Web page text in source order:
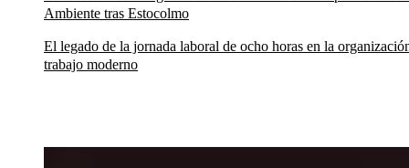
Ambiente tras Estocolmo
El legado de la jornada laboral de ocho horas en la
trabajo moderno